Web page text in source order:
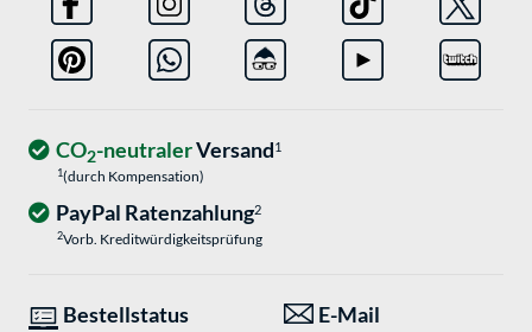
CO2-neutralerVersand1
1(durch Kompensation)
PayPal Ratenzahlung2
2Vorb. Kreditwürdigkeitsprüfung
Bestellstatus
E-Mail